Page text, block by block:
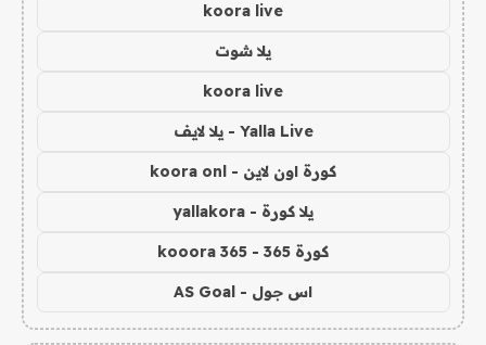
koora live
يلا شوت
koora live
Yalla Live - يلا لايف
كورة اون لاين - koora onl
يلا كورة - yallakora
كورة 365 - kooora 365
اس جول - AS Goal